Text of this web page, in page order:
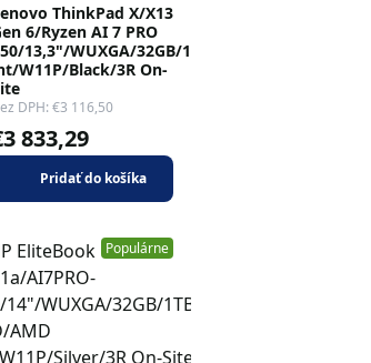
ThinkPad X/X13
6/Ryzen AI 7 PRO
13,3"/WUXGA/32GB/1TB/AMD
W11P/Black/3R On-
DPH: €3 116,50
833,29
Pridať do košíka
Populárne